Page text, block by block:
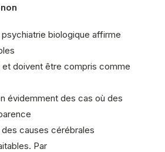
biologique affirme
et doivent être compris comme
évidemment des cas où des
causes cérébrales
Par